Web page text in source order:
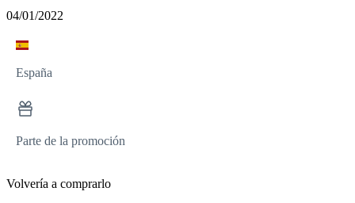
04/01/2022
España
Parte de la promoción
Volvería a comprarlo